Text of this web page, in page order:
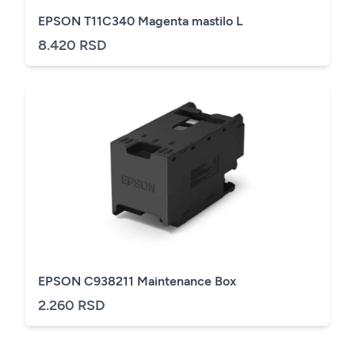
EPSON T11C340 Magenta mastilo L
8.420 RSD
EPSON C938211 Maintenance Box
2.260 RSD